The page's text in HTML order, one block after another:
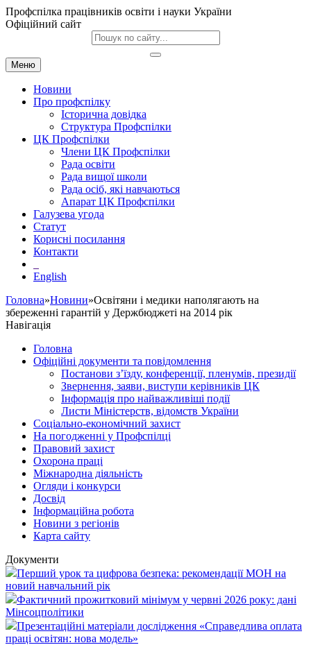
Профспілка працівників освіти і науки України
Офіційний сайт
Меню
Новини
Про профспілку
Історична довідка
Структура Профспілки
ЦК Профспілки
Члени ЦК Профспілки
Рада освіти
Рада вищої школи
Рада осіб, які навчаються
Апарат ЦК Профспілки
Галузева угода
Статут
Корисні посилання
Контакти
English
Головна»Новини»Освітяни і медики наполягають на
збереженні гарантій у Держбюджеті на 2014 рік
Навігація
Головна
Офіційні документи та повідомлення
Постанови з’їзду, конференції, пленумів, президії
Звернення, заяви, виступи керівників ЦК
Інформація про найважливіші події
Листи Міністерств, відомств України
Соціально-економічний захист
На погодженні у Профспілці
Правовий захист
Охорона праці
Міжнародна діяльність
Огляди і конкурси
Досвід
Інформаційна робота
Новини з регіонів
Карта сайту
Документи
Перший урок та цифрова безпека: рекомендації МОН на
новий навчальний рік
Фактичний прожитковий мінімум у червні 2026 року: дані
Мінсоцполітики
Презентаційні матеріали дослідження «Справедлива оплата
праці освітян: нова модель»